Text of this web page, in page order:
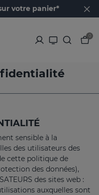
votre panier*
0
sensible à la
des utilisateurs des
cette politique de
des données),
des sites web :
auxquelles sont